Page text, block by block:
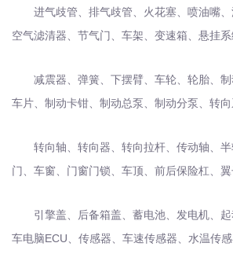
进气歧管、排气歧管、 火花塞、喷油嘴、
空气滤清器、节气门、车架、变速箱、悬挂系
减震器、弹簧、下摆臂、车轮、轮胎、制
车片、制动卡钳、制动总泵、制动分泵、转向
转向轴、转向器、转向拉杆、传动轴、
门、 车窗、门窗门锁、车顶、前后保险杠、翼
引擎盖、后备箱盖、 蓄电池、发电机、起
车电脑ECU、传感器、车速传感器、水温传感